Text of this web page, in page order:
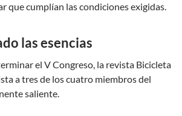
que cumplían las condiciones exigidas.
las esencias
el V Congreso, la revista Bicicleta
a tres de los cuatro miembros del
saliente.